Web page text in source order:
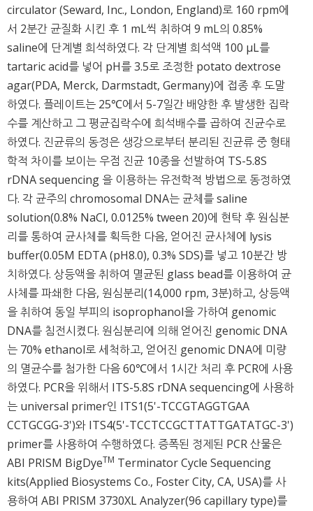
circulator (Seward, Inc., London, England)로 160 rpm에
서 2분간 균질화 시킨 후 1 mL씩 취하여 9 mL의 0.85%
saline에 단계별 희석하였다. 각 단계별 희석액 100 μL를
tartaric acid를 넣어 pH를 3.5로 조정한 potato dextrose
agar(PDA, Merck, Darmstadt, Germany)에 접종 후 도말
하였다. 플레이트는 25℃에서 5-7일간 배양한 후 발생한 집락
수를 계산하고 그 평균집락수에 희석배수를 곱하여 진균수로
하였다. 진균류의 동정은 생강으로부터 분리된 진균류 중 형태
학적 차이를 보이는 우점 진균 10종을 선발하여 TS-5.8S
rDNA sequencing 을 이용하는 유전학적 방법으로 동정하였
다. 각 균주의 chromosomal DNA는 균체를 saline
solution(0.8% NaCl, 0.0125% tween 20)에 현탁 후 원심분
리를 통하여 균사체를 획득한 다음, 얻어진 균사체에 lysis
buffer(0.05M EDTA (pH8.0), 0.3% SDS)를 넣고 10분간 방
치하였다. 상등액을 취하여 멸균된 glass bead를 이용하여 균
사체를 파쇄한 다음, 원심분리(14,000 rpm, 3분)하고, 상등액
을 취하여 동일 부피의 isoprophanol을 가하여 genomic
DNA를 침전시켰다. 원심분리에 의해 얻어진 genomic DNA
는 70% ethanol로 세척하고, 얻어진 genomic DNA에 미량
의 멸균수를 첨가한 다음 60℃에서 1시간 처리 후 PCR에 사용
하였다. PCR을 위해서 ITS-5.8S rDNA sequencing에 사용하
는 universal primer인 ITS1(5'-TCCGTAGGTGAA
CCTGCGG-3')와 ITS4(5'-TCCTCCGCTTATTGATATGC-3')
primer를 사용하여 수행하였다. 증폭된 정제된 PCR 산물은
ABI PRISM BigDyeTM Terminator Cycle Sequencing
kits(Applied Biosystems Co., Foster City, CA, USA)를 사
용하여 ABI PRISM 3730XL Analyzer(96 capillary type)를